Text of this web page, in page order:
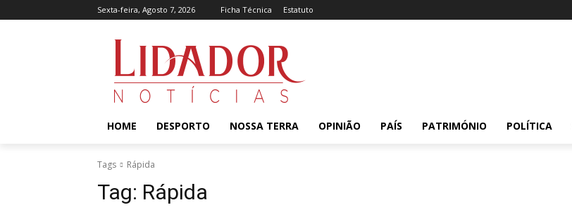
Sexta-feira, Agosto 7, 2026 Ficha Técnica Estatuto
HOME DESPORTO NOSSA TERRA OPINIÃO PAÍS PATRIMÓNIO POLÍTICA
Tags Rápida
Tag: Rápida